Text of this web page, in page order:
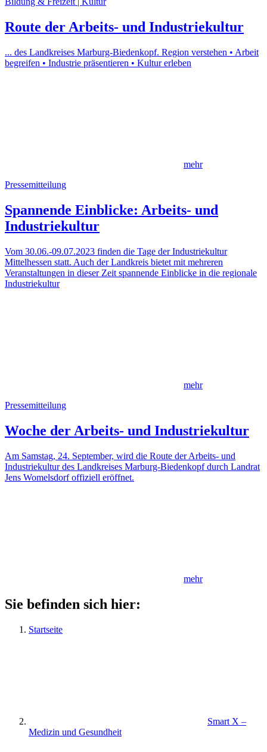
Route der Arbeits- und Industriekultur
... des Landkreises Marburg-Biedenkopf. Region verstehen • Arbeit
begreifen • Industrie präsentieren • Kultur erleben
mehr
Pressemitteilung
Spannende Einblicke: Arbeits- und
Industriekultur
Vom 30.06.-09.07.2023 finden die Tage der Industriekultur
Mittelhessen statt. Auch der Landkreis bietet mit mehreren
Veranstaltungen in dieser Zeit spannende Einblicke in die regionale
Industriekultur
mehr
Pressemitteilung
Woche der Arbeits- und Industriekultur
Am Samstag, 24. September, wird die Route der Arbeits- und
Industriekultur des Landkreises Marburg-Biedenkopf durch Landrat
Jens Womelsdorf offiziell eröffnet.
mehr
Sie befinden sich hier:
Startseite
Smart X –
Medizin und Gesundheit